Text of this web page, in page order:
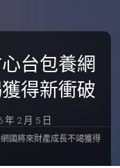
台包養網
得新衝破
年 2 月 5 日
國將來財產成長不竭獲得